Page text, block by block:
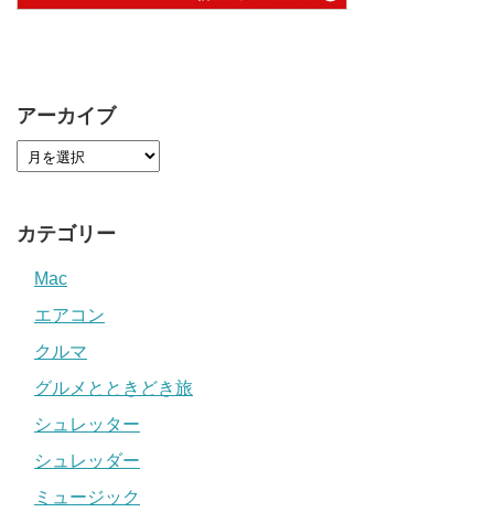
アーカイブ
カテゴリー
Mac
エアコン
クルマ
グルメとときどき旅
シュレッター
シュレッダー
ミュージック